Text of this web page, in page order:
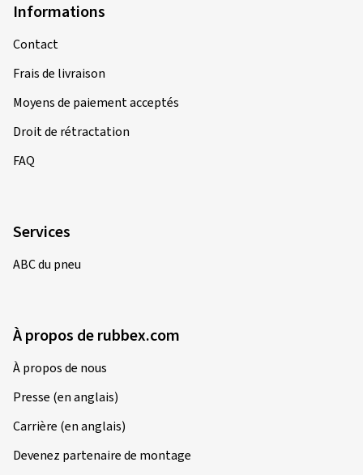
Informations
Contact
Frais de livraison
Moyens de paiement acceptés
Droit de rétractation
FAQ
Services
ABC du pneu
À propos de rubbex.com
À propos de nous
Presse (en anglais)
Carrière (en anglais)
Devenez partenaire de montage